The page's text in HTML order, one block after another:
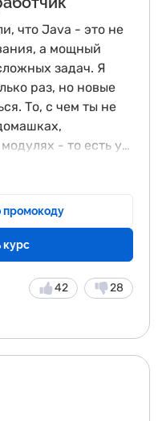
что Java - это не
а мощный
задач. Я
раз, но новые
То, с чем ты не
- то есть у
самому и
но и вдохновил
будут
путем и готова
промокоду
курс
28
42